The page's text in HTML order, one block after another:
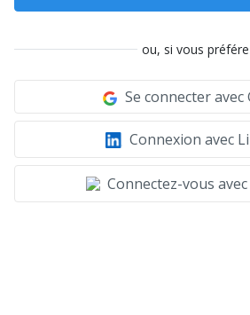
ou, si vous
Se connecter avec
Connexion avec
Connectez-vous